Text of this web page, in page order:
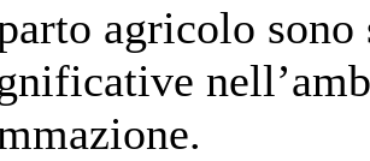
agricolo sono